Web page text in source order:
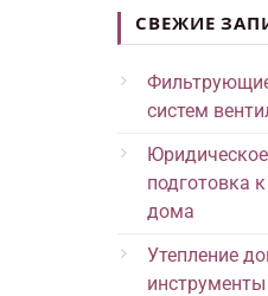
СВЕЖИЕ
систем
подготовка
дома
Утепление